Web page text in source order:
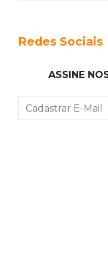
representará o
Grávida acha
Redes Sociais
ASSINE